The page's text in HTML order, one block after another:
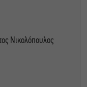
Νικολόπουλος